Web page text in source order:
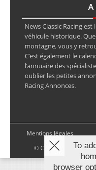
A
News Classic Racing
véhicule historique.
montagne, vous y
C’est également le
l’annuaire des
oublier les petites
Racing Annonces.
Mentions légales
© Copyright 2026
To
browser